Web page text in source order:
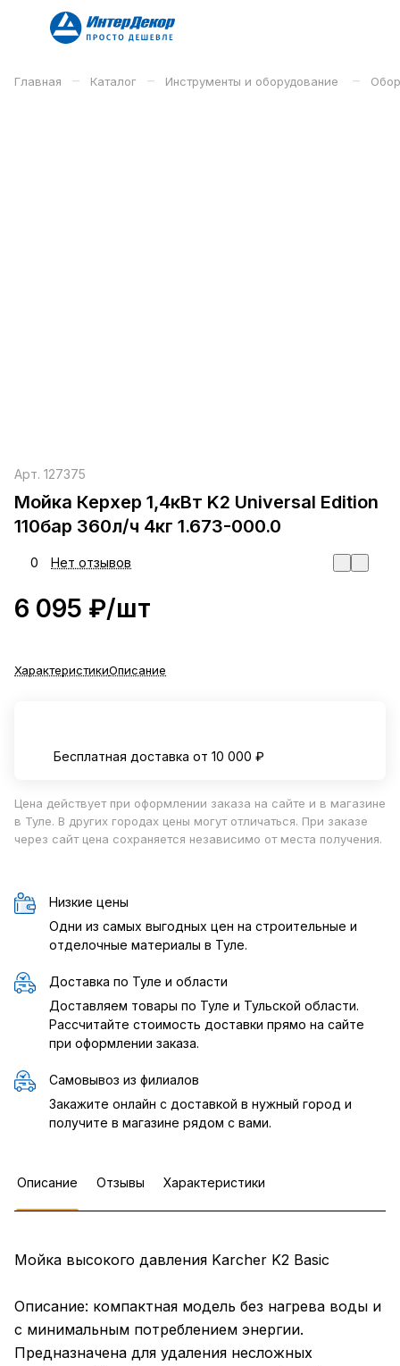
Главная – Каталог – Инструменты и оборудование –
Арт. 127375
Мойка Керхер 1,4кВт K2 Universal Edition
110бар 360л/ч 4кг 1.673-000.0
0 Нет отзывов
6 095 ₽/шт
ХарактеристикиОписание
Бесплатная доставка от 10 000 ₽
Цена действует при оформлении заказа на сайте и в магазине
в Туле. В других городах цены могут отличаться. При заказе
через сайт цена сохраняется независимо от места получения.
Низкие цены
Одни из самых выгодных цен на строительные и
отделочные материалы в Туле.
Доставка по Туле и области
Доставляем товары по Туле и Тульской области.
Рассчитайте стоимость доставки прямо на сайте
при оформлении заказа.
Самовывоз из филиалов
Закажите онлайн с доставкой в нужный город и
получите в магазине рядом с вами.
Описание Отзывы Характеристики
Мойка высокого давления Karcher K2 Basic
Описание: компактная модель без нагрева воды и
с минимальным потреблением энергии.
Предназначена для удаления несложных